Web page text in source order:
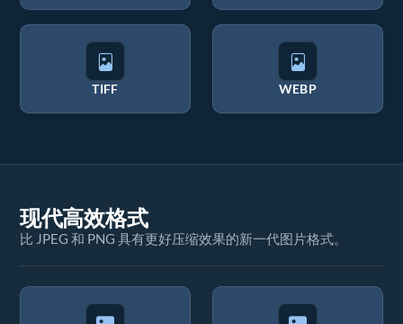
TIFF WEBP
现代高效格式
比 JPEG 和 PNG 具有更好压缩效果的新一代图片格式。